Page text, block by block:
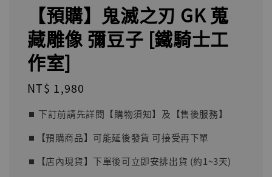
【預購】鬼滅之刃 GK 蒐
藏雕像 彌豆子 [鐵騎士工
作室]
Regular
NT$ 1,980
⏹︎ 下訂前請先詳閱【購物須知】及【售後服務】
⏹︎【預購商品】可能延後發貨 可接受再下單
⏹︎【店內現貨】下單後可立即安排出貨 (約1~3天)